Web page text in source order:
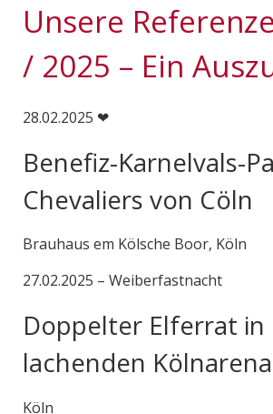
Unsere
/ 2025 – Ein
28.02.2025 ❤
Benefiz-Karnelvals-
Chevaliers von Cöln
Brauhaus em Kölsche Boor, Köln
27.02.2025 – Weiberfastnacht
Doppelter Elferrat in
lachenden Kölnarena
Köln